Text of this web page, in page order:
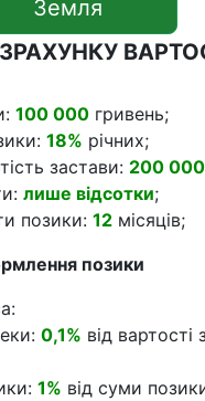
Земля
100 000 гривень;
18% річних;
застави: 200 000
лише відсотки;
позики: 12 місяців;
позики
0,1% від вартості
1% від суми